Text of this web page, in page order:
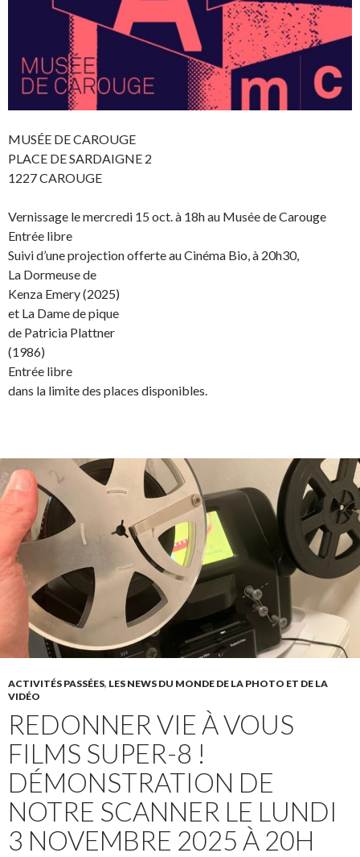
MUSÉE DE CAROUGE
PLACE DE SARDAIGNE 2
1227 CAROUGE
Vernissage le mercredi 15 oct. à 18h au Musée de Carouge
Entrée libre
Suivi d’une projection offerte au Cinéma Bio, à 20h30,
La Dormeuse de
Kenza Emery (2025)
et La Dame de pique
de Patricia Plattner
(1986)
Entrée libre
dans la limite des places disponibles.
ACTIVITÉS PASSÉES, LES NEWS DU MONDE DE LA PHOTO ET DE LA
VIDÉO
REDONNER VIE À VOUS
FILMS SUPER-8 !
DÉMONSTRATION DE
NOTRE SCANNER LE LUNDI
3 NOVEMBRE 2025 À 20H